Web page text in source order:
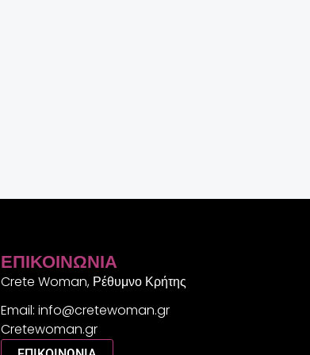
ΕΠΙΚΟΙΝΩΝΊΑ
Crete Woman, Ρέθυμνο Κρήτης
Email: info@cretewoman.gr
Cretewoman.gr